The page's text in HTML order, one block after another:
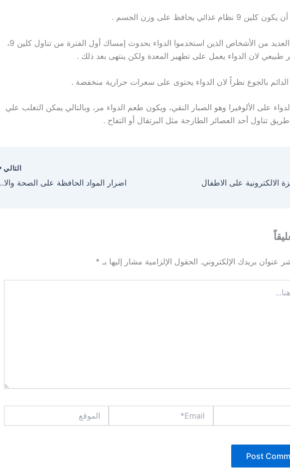
نظام غذائي يحافظ على وزن الجسم .
-يشتكي العديد من الأشخاص الذين استخدموا الدواء بحدوث إمساك أول الفترة من تناول كلين 9،
طبيعي لان الدواء يعمل على تطهير المعدة ولكن ينتهى بعد ذلك .
بالجوع نظراً لان الدواء يحتوى على سعرات حرارية منخفضة .
على الألوفيرا وهو الصبار النقي، ويكون طعم الدواء مر، وبالتالي يمكن التغلب علي
تناول أحد العصائر الطازجة مثل البرتقال أو التفاح .
الالكترونية على الاطفال
التالي
اضرار المواد
عنوان بريدك الإلكتروني. الحقول الإلزامية مشار إليها بـ *